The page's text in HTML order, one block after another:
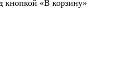
кнопкой «В корзину»